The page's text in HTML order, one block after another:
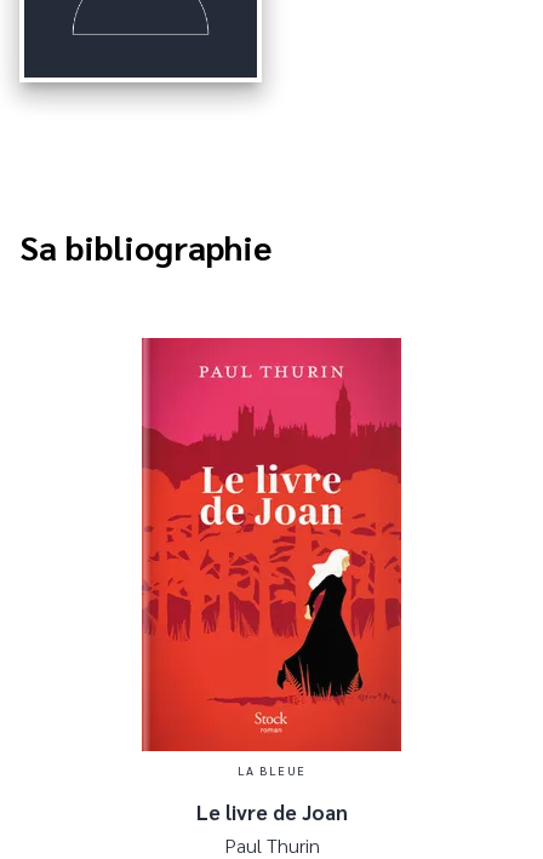
Sa bibliographie
LA BLEUE
Le livre de Joan
Paul Thurin